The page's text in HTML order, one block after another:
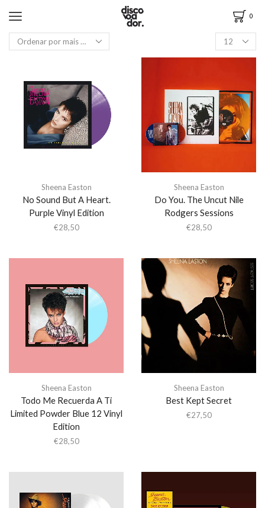
0
Sheena Easton
No Sound But A Heart.
Purple Vinyl Edition
€28,50
Sheena Easton
Do You. The Uncut Nile
Rodgers Sessions
€28,50
Sheena Easton
Todo Me Recuerda A Ti
Limited Powder Blue 12 Vinyl
Edition
€28,50
Sheena Easton
Best Kept Secret
€27,50